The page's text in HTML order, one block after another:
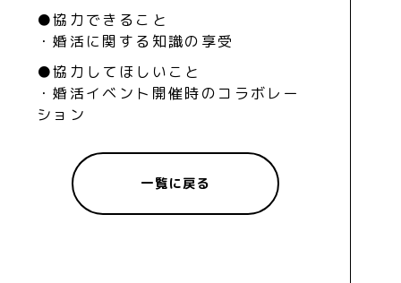
●協力できること
・婚活に関する知識の享受
●協力してほしいこと
・婚活イベント開催時のコラボレー
ション
一覧に戻る